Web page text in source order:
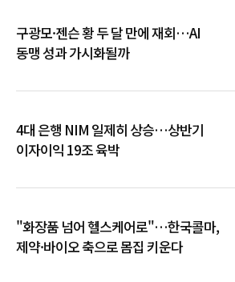
구광모·젠슨 황 두 달 만에 재회…AI
동맹 성과 가시화될까
4대 은행 NIM 일제히 상승…상반기
이자이익 19조 육박
"화장품 넘어 헬스케어로"…한국콜마,
제약·바이오 축으로 몸집 키운다